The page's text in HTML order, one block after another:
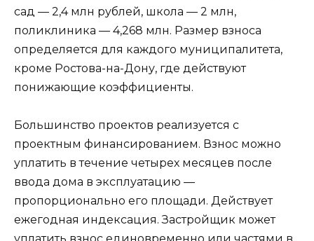
сад — 2,4 млн рублей, школа — 2 млн,
поликлиника — 4,268 млн. Размер взноса
определяется для каждого муниципалитета,
кроме Ростова-на-Дону, где действуют
понижающие коэффициенты.
Большинство проектов реализуется с
проектным финансированием. Взнос можно
уплатить в течение четырех месяцев после
ввода дома в эксплуатацию —
пропорционально его площади. Действует
ежегодная индексация. Застройщик может